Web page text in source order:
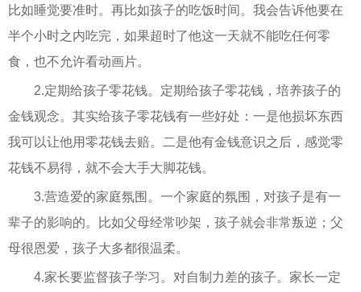
比如睡觉要准时。再比如孩子的吃饭时间。我会告诉他要在
半个小时之内吃完，如果超时了他这一天就不能吃任何零
食，也不允许看动画片。
2.定期给孩子零花钱。定期给孩子零花钱，培养孩子的
金钱观念。其实给孩子零花钱有一些好处：一是他损坏东西
我可以让他用零花钱去赔。二是他有金钱意识之后，感觉零
花钱不易得，就不会大手大脚花钱。
3.营造爱的家庭氛围。一个家庭的氛围，对孩子是有一
辈子的影响的。比如父母经常吵架，孩子就会非常叛逆；父
母很恩爱，孩子大多都很温柔。
4.家长要监督孩子学习。对自制力差的孩子。家长一定